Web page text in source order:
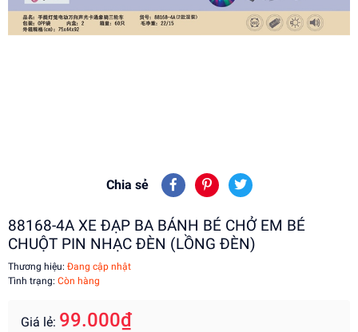
Chia sẻ
88168-4A XE ĐẠP BA BÁNH BÉ CHỞ EM BÉ
CHUỘT PIN NHẠC ĐÈN (LỒNG ĐÈN)
Thương hiệu: Đang cập nhật
Tình trạng: Còn hàng
Giá lẻ: 99.000₫